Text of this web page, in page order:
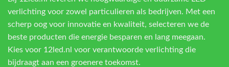
verlichting voor zowel particulieren als bedrijven. Met een
scherp oog voor innovatie en kwaliteit, selecteren we de
beste producten die energie besparen en lang meegaan.
Kies voor 12led.nl voor verantwoorde verlichting die
bijdraagt aan een groenere toekomst.